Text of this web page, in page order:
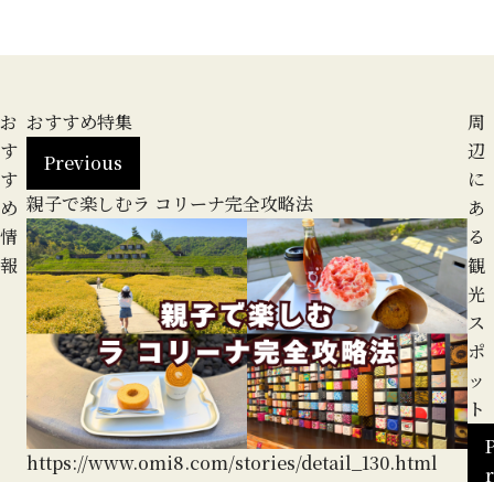
お
す
す
め
情
報
おすすめ特集
Previous
親子で楽しむラ コリーナ完全攻略法
https://www.omi8.com/stories/detail_130.html
地
る
周
辺
に
あ
る
観
光
ス
ポ
ッ
ト
r